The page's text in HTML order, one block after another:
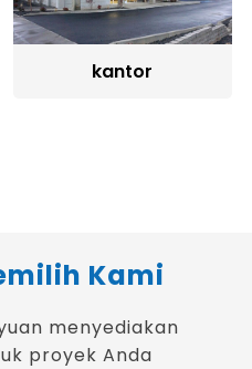
kantor
Kami
menyediakan
proyek Anda